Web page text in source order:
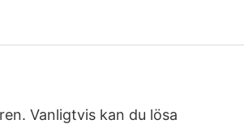
Vanligtvis kan du lösa